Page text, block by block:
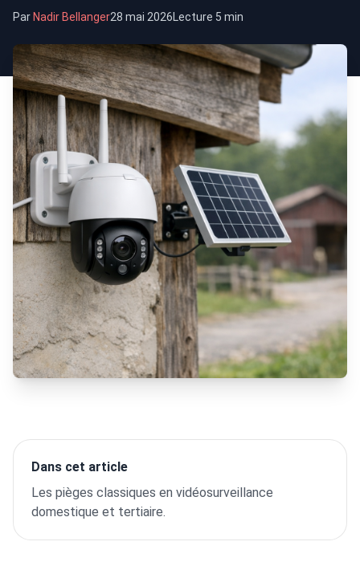
Par Nadir Bellanger28 mai 2026Lecture 5 min
Dans cet article
Les pièges classiques en vidéosurveillance
domestique et tertiaire.